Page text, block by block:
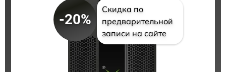
-20%
Скидка по
предварительной
записи на сайте